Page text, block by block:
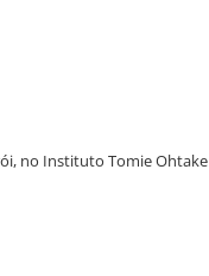
no Instituto Tomie Ohtake